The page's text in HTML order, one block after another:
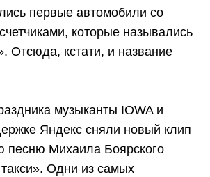
первые автомобили со
которые назывались
Отсюда, кстати, и название
музыканты IOWA и
Яндекс сняли новый клип
песню Михаила Боярского
Одни из самых